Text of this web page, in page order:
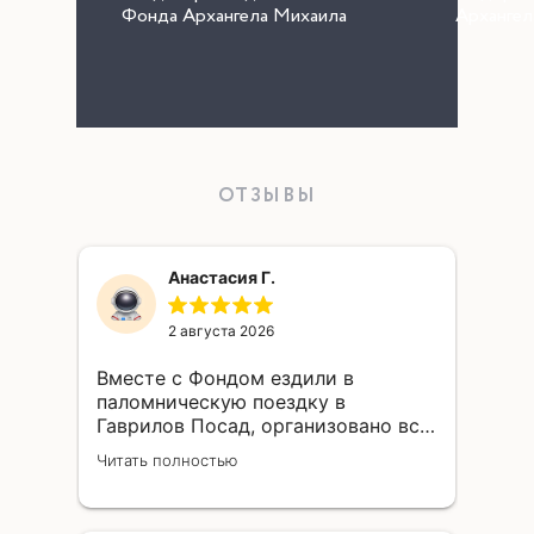
Фонда Архангела Михаила
ОТЗЫВЫ
Анастасия Г.
2 августа 2026
Вместе с Фондом ездили в
паломническую поездку в
Гаврилов Посад, организовано всё
было на высшем уровне!
Сотрудники Фонда - отзывчивые,
Читать полностью